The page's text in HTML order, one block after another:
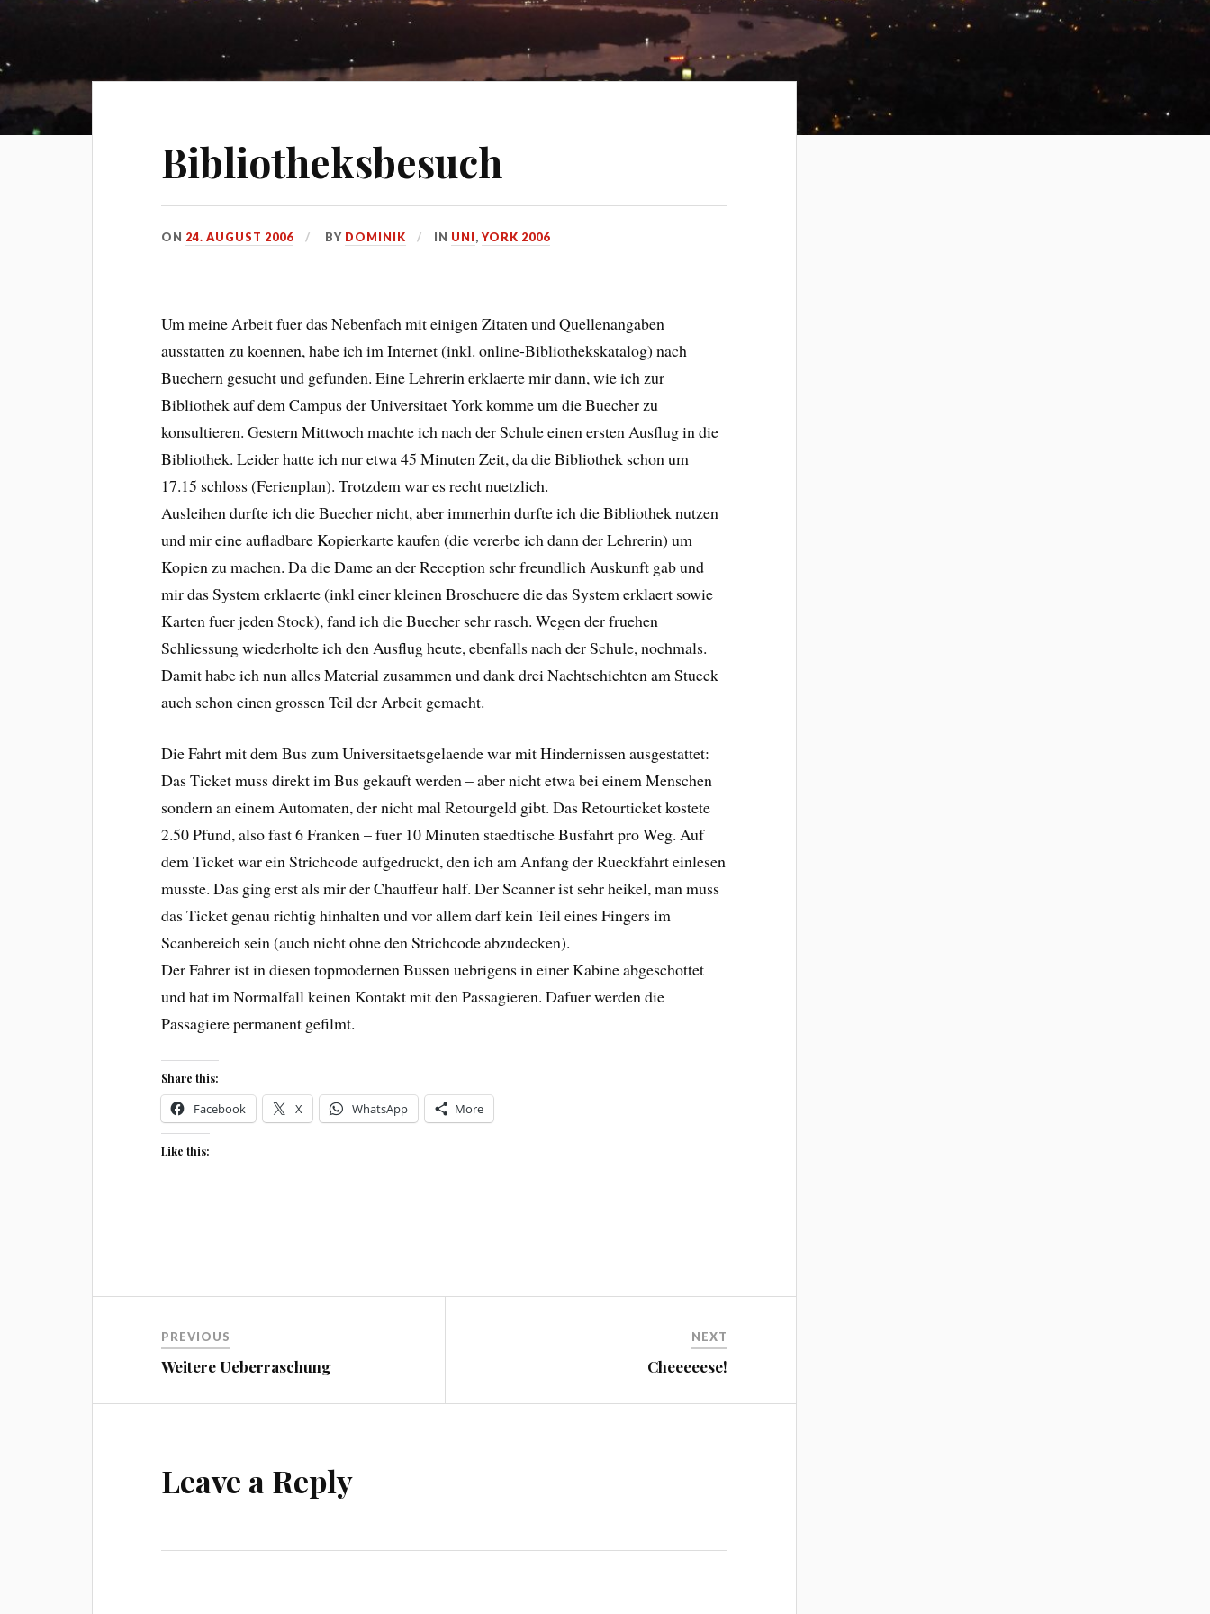
Bibliotheksbesuch
ON 24. AUGUST 2006 BY DOMINIK IN UNI,YORK 2006
Um meine Arbeit fuer das Nebenfach mit einigen Zitaten und Quellenangaben
ausstatten zu koennen, habe ich im Internet (inkl. online-Bibliothekskatalog) nach
Buechern gesucht und gefunden. Eine Lehrerin erklaerte mir dann, wie ich zur
Bibliothek auf dem Campus der Universitaet York komme um die Buecher zu
konsultieren. Gestern Mittwoch machte ich nach der Schule einen ersten Ausflug in die
Bibliothek. Leider hatte ich nur etwa 45 Minuten Zeit, da die Bibliothek schon um
17.15 schloss (Ferienplan). Trotzdem war es recht nuetzlich.
Ausleihen durfte ich die Buecher nicht, aber immerhin durfte ich die Bibliothek nutzen
und mir eine aufladbare Kopierkarte kaufen (die vererbe ich dann der Lehrerin) um
Kopien zu machen. Da die Dame an der Reception sehr freundlich Auskunft gab und
mir das System erklaerte (inkl einer kleinen Broschuere die das System erklaert sowie
Karten fuer jeden Stock), fand ich die Buecher sehr rasch. Wegen der fruehen
Schliessung wiederholte ich den Ausflug heute, ebenfalls nach der Schule, nochmals.
Damit habe ich nun alles Material zusammen und dank drei Nachtschichten am Stueck
auch schon einen grossen Teil der Arbeit gemacht.
Die Fahrt mit dem Bus zum Universitaetsgelaende war mit Hindernissen ausgestattet:
Das Ticket muss direkt im Bus gekauft werden – aber nicht etwa bei einem Menschen
sondern an einem Automaten, der nicht mal Retourgeld gibt. Das Retourticket kostete
2.50 Pfund, also fast 6 Franken – fuer 10 Minuten staedtische Busfahrt pro Weg. Auf
dem Ticket war ein Strichcode aufgedruckt, den ich am Anfang der Rueckfahrt einlesen
musste. Das ging erst als mir der Chauffeur half. Der Scanner ist sehr heikel, man muss
das Ticket genau richtig hinhalten und vor allem darf kein Teil eines Fingers im
Scanbereich sein (auch nicht ohne den Strichcode abzudecken).
Der Fahrer ist in diesen topmodernen Bussen uebrigens in einer Kabine abgeschottet
und hat im Normalfall keinen Kontakt mit den Passagieren. Dafuer werden die
Passagiere permanent gefilmt.
Share this:
Facebook X WhatsApp More
Like this:
PREVIOUS
Weitere Ueberraschung
NEXT
Cheeeeese!
Leave a Reply